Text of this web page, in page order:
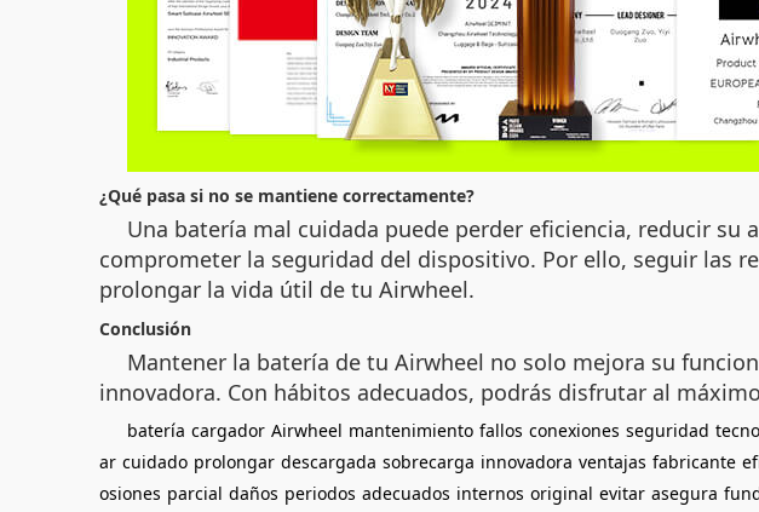
¿Qué pasa si no se mantiene correctamente?
Una batería mal cuidada puede perder eficiencia, reducir
comprometer la seguridad del dispositivo. Por ello, seguir las
prolongar la vida útil de tu Airwheel.
Conclusión
Mantener la batería de tu Airwheel no solo mejora su
innovadora. Con hábitos adecuados, podrás disfrutar al
batería cargador Airwheel mantenimiento fallos conexiones seguridad
ar cuidado prolongar descargada sobrecarga innovadora ventajas fabricante
osiones parcial daños periodos adecuados internos original evitar asegura